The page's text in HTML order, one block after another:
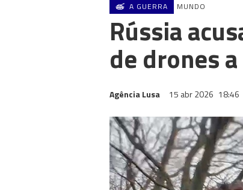
A GUERRA MUNDO
Rússia
de drones
Agência Lusa 15 abr 2026 18:46